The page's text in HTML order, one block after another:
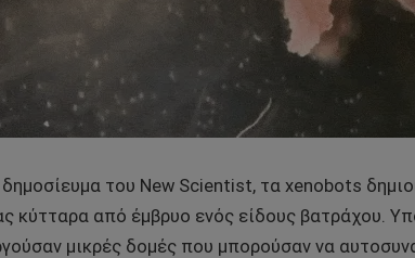
του New Scientist, τα xenobots
κύτταρα από έμβρυο ενός είδους βατράχου.
μικρές δομές που μπορούσαν να